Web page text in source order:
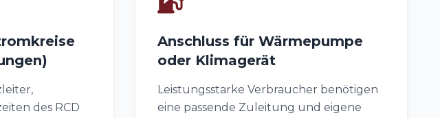
des RCD
Anschluss für Wärmepumpe
oder Klimagerät
Leistungsstarke Verbraucher benötigen
eine passende Zuleitung und eigene